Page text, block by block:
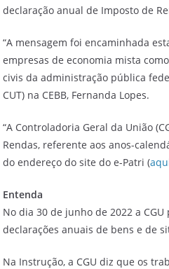
declaração anual de Imposto de
“A mensagem foi encaminhada
empresas de economia mista
civis da administração pública
CUT) na CEBB, Fernanda Lopes.
“A Controladoria Geral da União
Rendas, referente aos anos-
do endereço do site do e-Patri (
Entenda
No dia 30 de junho de 2022 a
declarações anuais de bens e de
Na Instrução, a CGU diz que os